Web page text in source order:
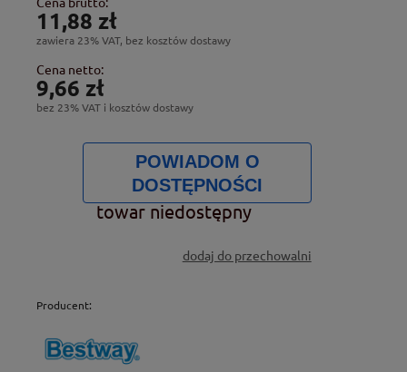
11,88 zł
zawiera 23% VAT, bez kosztów dostawy
Cena netto:
9,66 zł
bez 23% VAT i kosztów dostawy
POWIADOM O
DOSTĘPNOŚCI
towar niedostępny
dodaj do przechowalni
Producent: